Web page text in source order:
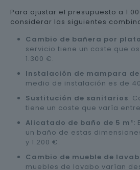
Para ajustar el presupuesto a
considerar las siguientes
Cambio de bañera por
servicio tiene un coste que
1.300 €.
Instalación de mampara
medio de instalación es de
Sustitución de sanitarios:
tiene un coste que varía
Alicatado de baño de 5 m²:
un baño de estas
y 1.200 €.
Cambio de mueble de
muebles de lavabo varían